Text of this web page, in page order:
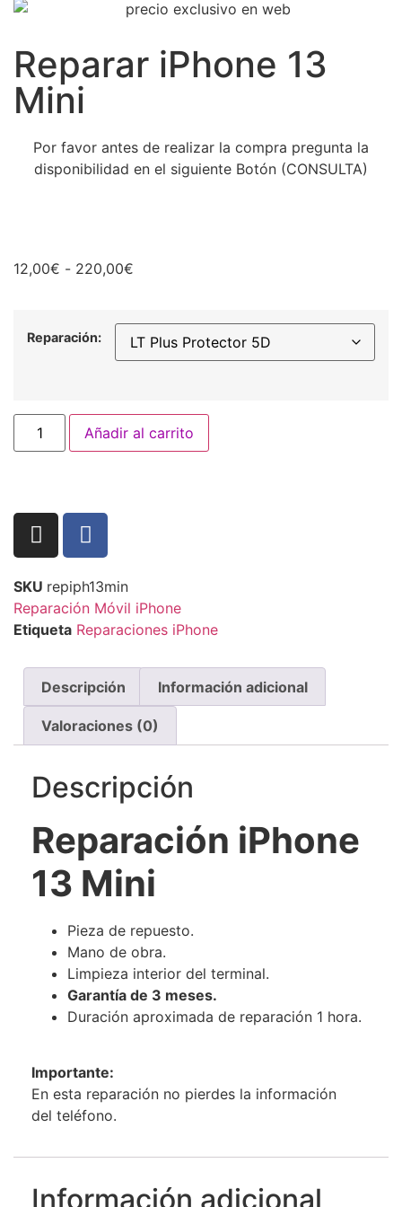
Reparar iPhone 13
Mini
Por favor antes de realizar la compra pregunta la
disponibilidad en el siguiente Botón (CONSULTA)
12,00€ - 220,00€
Reparación:
Añadir al carrito
SKU repiph13min
Reparación Móvil iPhone
Etiqueta Reparaciones iPhone
Descripción Información adicional
Valoraciones (0)
Descripción
Reparación iPhone
13 Mini
Pieza de repuesto.
Mano de obra.
Limpieza interior del terminal.
Garantía de 3 meses.
Duración aproximada de reparación 1 hora.
Importante:
En esta reparación no pierdes la información
del teléfono.
Información adicional